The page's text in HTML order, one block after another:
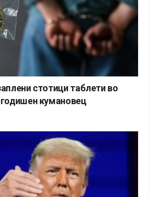
стотици таблети во
кумановец